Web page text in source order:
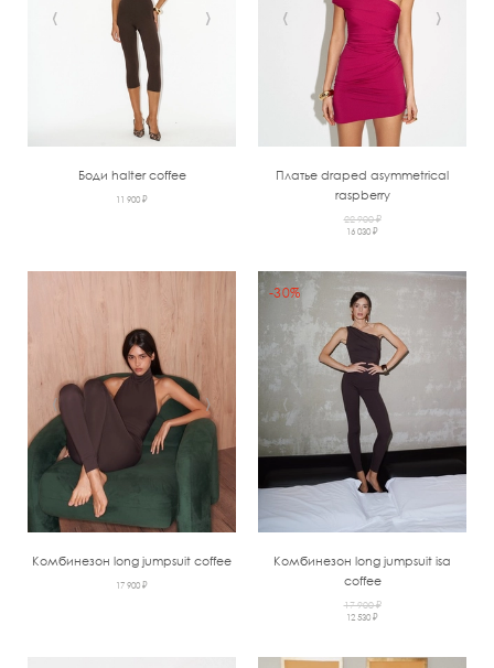
‹ ›
Боди halter coffee
11 900 ₽
‹ ›
Платье draped asymmetrical
raspberry
22 900 ₽
16 030 ₽
‹ ›
Комбинезон long jumpsuit coffee
17 900 ₽
‹
-30%
Комбинезон long jumpsuit isa
coffee
17 900 ₽
12 530 ₽